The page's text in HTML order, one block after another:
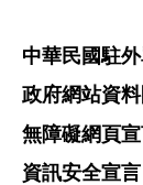
中華民國駐
政府網站資
無障礙網頁
資訊安全宣言